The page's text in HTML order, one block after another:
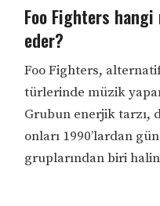
Foo Fighters
eder?
Foo Fighters,
türlerinde müzik
Grubun enerjik tarzı,
onları 1990’lardan
gruplarından biri